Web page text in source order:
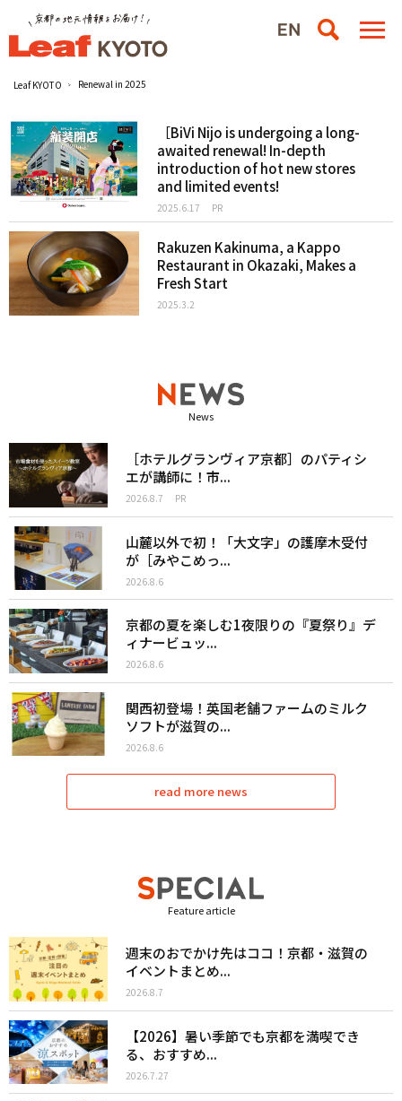
Leaf KYOTO Renewal in 2025
［BiVi Nijo is undergoing a long-
awaited renewal! In-depth
introduction of hot new stores
and limited events!
2025.6.17 PR
Rakuzen Kakinuma, a Kappo
Restaurant in Okazaki, Makes a
Fresh Start
2025.3.2
News
［ホテルグランヴィア京都］のパティシ
エが講師に！市...
2026.8.7 PR
山麓以外で初！「大文字」の護摩木受付
が［みやこめっ...
2026.8.6
京都の夏を楽しむ1夜限りの『夏祭り』デ
ィナービュッ...
2026.8.6
関西初登場！英国老舗ファームのミルク
ソフトが滋賀の...
2026.8.6
read more news
Feature article
週末のおでかけ先はココ！京都・滋賀の
イベントまとめ...
2026.8.7
【2026】暑い季節でも京都を満喫でき
る、おすすめ...
2026.7.27